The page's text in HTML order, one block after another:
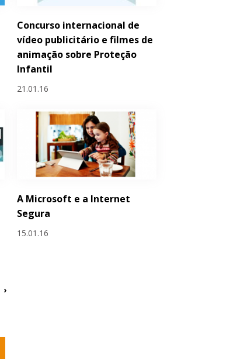
Concurso internacional de
vídeo publicitário e filmes de
animação sobre Proteção
Infantil
21.01.16
A Microsoft e a Internet
Segura
15.01.16
›